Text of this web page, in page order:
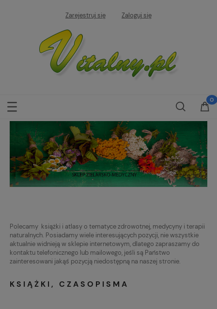
Zarejestruj się Zaloguj się
Polecamy książki i atlasy o tematyce zdrowotnej, medycyny i terapii
naturalnych. Posiadamy wiele interesujących pozycji, nie wszystkie
aktualnie widnieją w sklepie internetowym, dlatego zapraszamy do
kontaktu telefonicznego lub mailowego, jeśli są Państwo
zainteresowani jakąś pozycją niedostępną na naszej stronie.
KSIĄŻKI, CZASOPISMA